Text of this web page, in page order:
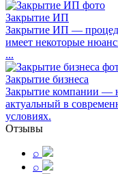
Закрытие ИП
Закрытие ИП —
имеет некоторые
...
Закрытие бизнеса
Закрытие компании —
актуальный в
условиях.
Отзывы
⌕
⌕